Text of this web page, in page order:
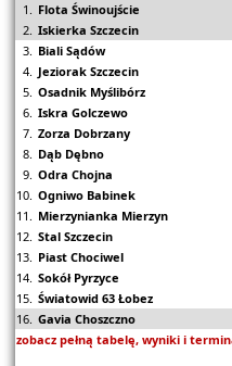
1. Flota Świnoujście
2. Iskierka Szczecin
3. Biali Sądów
4. Jeziorak Szczecin
5. Osadnik Myślibórz
6. Iskra Golczewo
7. Zorza Dobrzany
8. Dąb Dębno
9. Odra Chojna
10. Ogniwo Babinek
11. Mierzynianka Mierzyn
12. Stal Szczecin
13. Piast Chociwel
14. Sokół Pyrzyce
15. Światowid 63 Łobez
16. Gavia Choszczno
zobacz pełną tabelę, wyniki i